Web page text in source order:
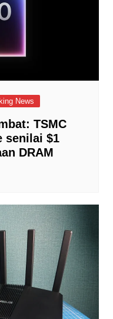
News
TSMC
senilai $1
DRAM